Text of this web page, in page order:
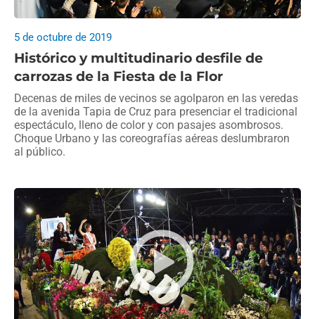
Histórico y multitudinario desfile de
carrozas de la Fiesta de la Flor
5 de octubre de 2019
Decenas de miles de vecinos se agolparon en las veredas
de la avenida Tapia de Cruz para presenciar el tradicional
espectáculo, lleno de color y con pasajes asombrosos.
Choque Urbano y las coreografías aéreas deslumbraron
al público.